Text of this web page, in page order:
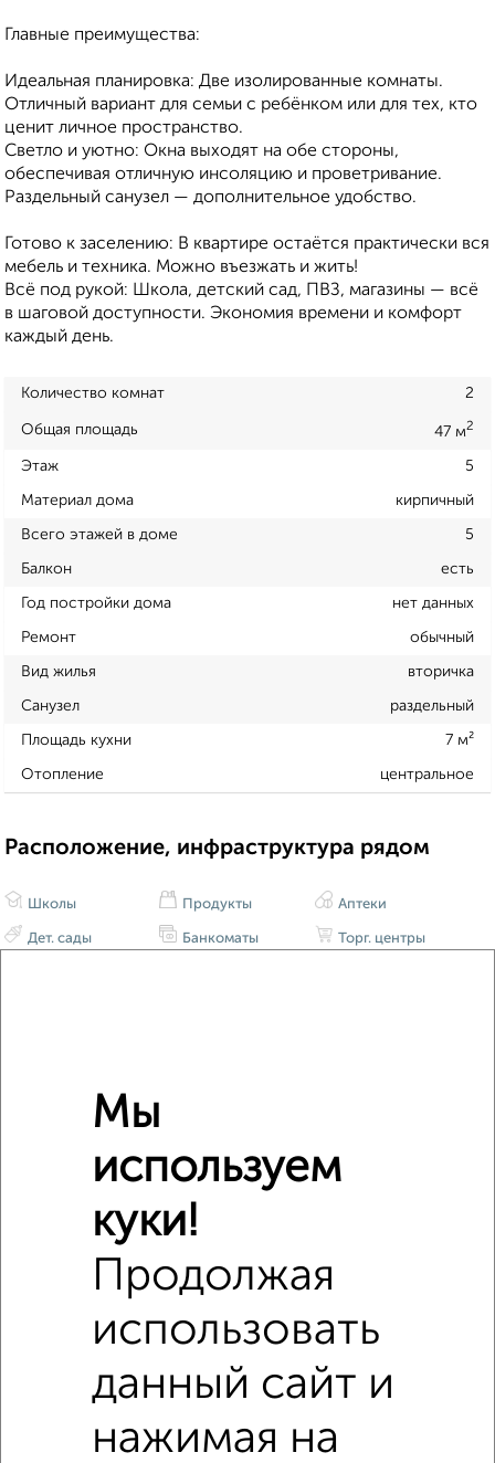
Главные преимущества:
Идеальная планировка: Две изолированные комнаты.
Отличный вариант для семьи с ребёнком или для тех, кто
ценит личное пространство.
Светло и уютно: Окна выходят на обе стороны,
обеспечивая отличную инсоляцию и проветривание.
Раздельный санузел — дополнительное удобство.
Готово к заселению: В квартире остаётся практически вся
мебель и техника. Можно въезжать и жить!
Всё под рукой: Школа, детский сад, ПВЗ, магазины — всё
в шаговой доступности. Экономия времени и комфорт
каждый день.
Количество комнат 2
Общая площадь 47 м2
Этаж 5
Материал дома кирпичный
Всего этажей в доме 5
Балкон есть
Год постройки дома нет данных
Ремонт обычный
Вид жилья вторичка
Санузел раздельный
Площадь кухни 7 м²
Отопление центральное
Расположение, инфраструктура рядом
Школы
Дет. сады
Продукты
Банкоматы
Аптеки
Торг. центры
Сравнение средних цен
Мы
используем
куки!
Продолжая
использовать
данный сайт и
нажимая на